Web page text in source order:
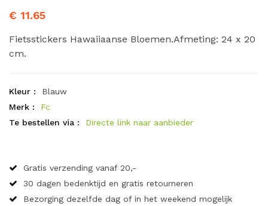
€ 11.65
Fietsstickers Hawaiiaanse Bloemen.Afmeting: 24 x 20
cm.
Kleur :
Blauw
Merk :
Fc
Te bestellen via :
Directe link naar aanbieder
Gratis verzending vanaf 20,-
30 dagen bedenktijd en gratis retourneren
Bezorging dezelfde dag of in het weekend mogelijk